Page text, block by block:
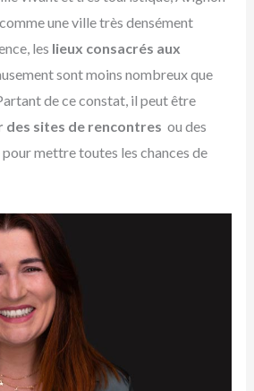
une ville très densément
les lieux consacrés aux
sont moins nombreux que
de ce constat, il peut être
des sites de rencontres ou des
mettre toutes les chances de